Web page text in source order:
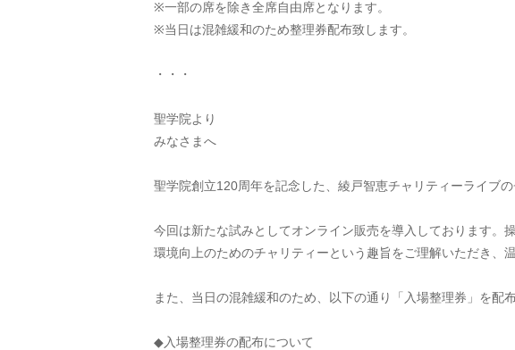
※一部の席を除き全席自由席となります。
※当日は混雑緩和のため整理券配布致します。
・・・
聖学院より
みなさまへ
聖学院創立120周年を記念した、綾戸智恵チャリティーライブ
今回は新たな試みとしてオンライン販売を導入しております。
環境向上のためのチャリティーという趣旨をご理解いただき、
また、当日の混雑緩和のため、以下の通り「入場整理券」を配
◆入場整理券の配布について